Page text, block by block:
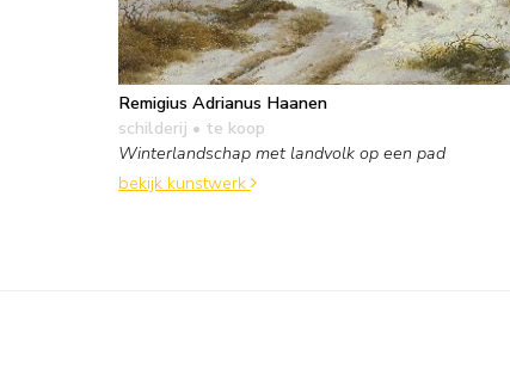
Remigius Adrianus Haanen
schilderij • te koop
Winterlandschap met landvolk op een pad
bekijk kunstwerk